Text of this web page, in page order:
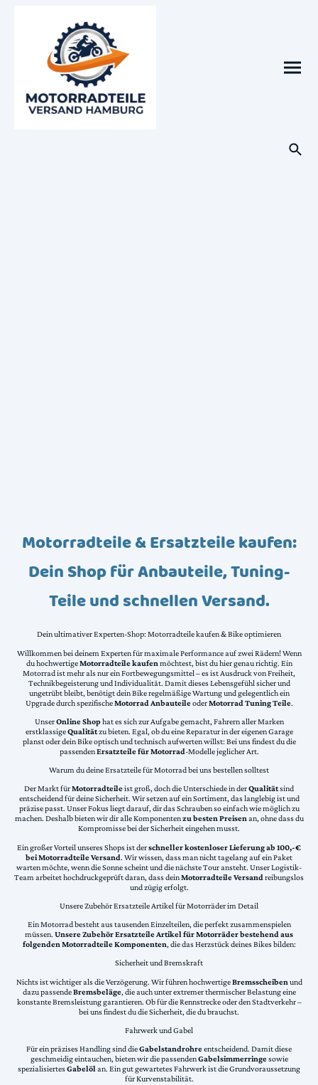
Motorradteile & Ersatzteile kaufen:
Dein Shop für Anbauteile, Tuning-
Teile und schnellen Versand.
Dein ultimativer Experten-Shop: Motorradteile kaufen & Bike optimieren
Willkommen bei deinem Experten für maximale Performance auf zwei Rädern! Wenn
du hochwertigeMotorradteile kaufen möchtest, bist du hier genau richtig. Ein
Motorrad ist mehr als nur ein Fortbewegungsmittel – es ist Ausdruck von Freiheit,
Technikbegeisterung und Individualität. Damit dieses Lebensgefühl sicher und
ungetrübt bleibt, benötigt dein Bike regelmäßige Wartung und gelegentlich ein
Upgrade durch spezifischeMotorrad AnbauteileoderMotorrad Tuning Teile.
UnserOnline Shophat es sich zur Aufgabe gemacht, Fahrern aller Marken
erstklassigeQualitätzu bieten. Egal, ob du eine Reparatur in der eigenen Garage
planst oder dein Bike optisch und technisch aufwerten willst: Bei uns findest du die
passendenErsatzteile für Motorrad-Modelle jeglicher Art.
Warum du deine Ersatzteile für Motorrad bei uns bestellen solltest
Der Markt fürMotorradteileist groß, doch die Unterschiede in derQualitätsind
entscheidend für deine Sicherheit. Wir setzen auf ein Sortiment, das langlebig ist und
präzise passt. Unser Fokus liegt darauf, dir das Schrauben so einfach wie möglich zu
machen. Deshalb bieten wir dir alle Komponentenzu besten Preisenan, ohne dass du
Kompromisse bei der Sicherheit eingehen musst.
Ein großer Vorteil unseres Shops ist derschneller kostenloser Lieferung ab 100,-€
bei Motorradteile Versand. Wir wissen, dass man nicht tagelang auf ein Paket
warten möchte, wenn die Sonne scheint und die nächste Tour ansteht. Unser Logistik-
Team arbeitet hochdruckgeprüft daran, dass deinMotorradteile Versand reibungslos
und zügig erfolgt.
Unsere Zubehör Ersatzteile Artikel für Motorräder im Detail
Ein Motorrad besteht aus tausenden Einzelteilen, die perfekt zusammenspielen
müssen. Unsere Zubehör Ersatzteile Artikel für Motorräder bestehend aus
folgenden Motorradteile Komponenten, die das Herzstück deines Bikes bilden:
Sicherheit und Bremskraft
Nichts ist wichtiger als die Verzögerung. Wir führen hochwertigeBremsscheiben und
dazu passendeBremsbeläge, die auch unter extremer thermischer Belastung eine
konstante Bremsleistung garantieren. Ob für die Rennstrecke oder den Stadtverkehr –
bei uns findest du die Sicherheit, die du brauchst.
Fahrwerk und Gabel
Für ein präzises Handling sind dieGabelstandrohreentscheidend. Damit diese
geschmeidig eintauchen, bieten wir die passendenGabelsimmerringesowie
spezialisiertesGabelölan. Ein gut gewartetes Fahrwerk ist die Grundvoraussetzung
für Kurvenstabilität.